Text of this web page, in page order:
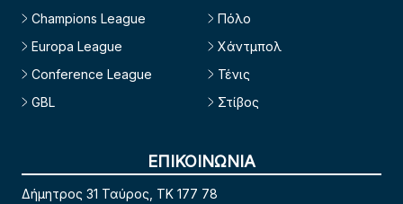
Champions League
Europa League
Conference League
GBL
Πόλο
Χάντμπολ
Τένις
Στίβος
ΕΠΙΚΟΙΝΩΝΙΑ
Δήμητρος 31 Ταύρος, TK 177 78